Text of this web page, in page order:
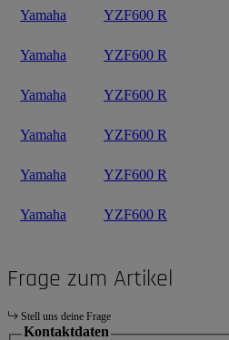
Yamaha YZF600 R
Yamaha YZF600 R
Yamaha YZF600 R
Yamaha YZF600 R
Yamaha YZF600 R
Yamaha YZF600 R
Frage zum Artikel
Stell uns deine Frage
Kontaktdaten